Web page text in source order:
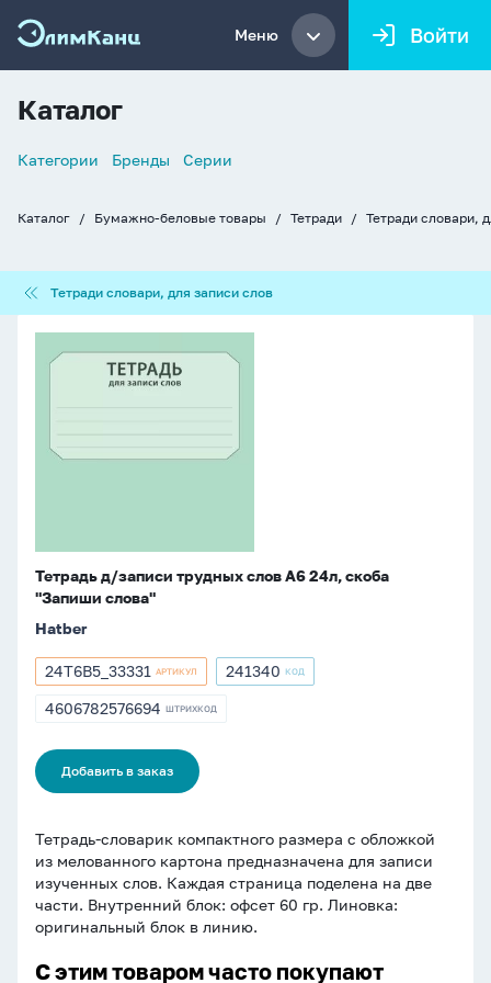
Меню Войти
Каталог
Список
Категории Бренды Серии
Каталог Бумажно-беловые товары Тетради Тетради словари,
словари,
для
слов
Тетради словари, для записи слов
А6
24л,
Тетрадь д/записи трудных слов А6 24л, скоба
"Запиши слова"
Hatber
Артикул
24Т6В5_33331
24Т6В5_33331 АРТИКУЛ
Артикул
241340 КОД
ШТРИХКОД
4606782576694 ШТРИХКОД
Добавить в заказ
Тетрадь-словарик компактного размера с обложкой
из мелованного картона предназначена для записи
изученных слов. Каждая страница поделена на две
части. Внутренний блок: офсет 60 гр. Линовка:
оригинальный блок в линию.
С этим товаром часто покупают